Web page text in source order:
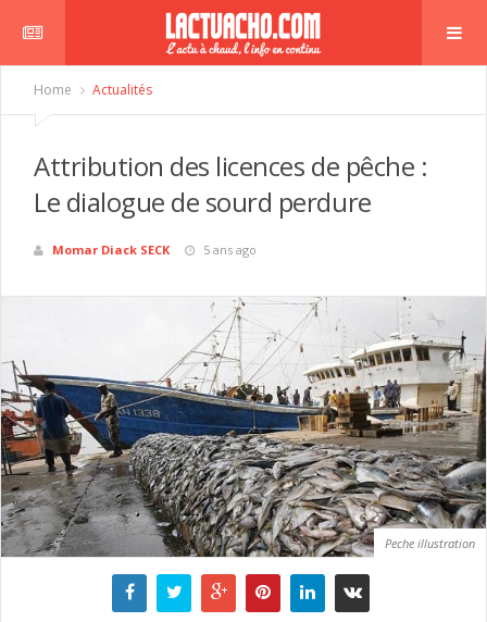
Home Actualités
Attribution des licences de pêche :
Le dialogue de sourd perdure
Momar Diack SECK 5 ans ago
Peche illustration